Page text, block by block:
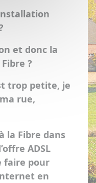
et donc la
?
trop petite, je
rue,
la Fibre dans
ADSL
faire pour
en